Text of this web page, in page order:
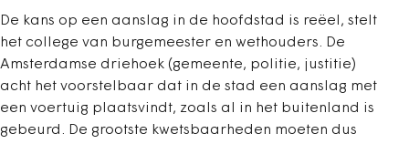
De kans op een aanslag in de hoofdstad is reëel, stelt
het college van burgemeester en wethouders. De
Amsterdamse driehoek (gemeente, politie, justitie)
acht het voorstelbaar dat in de stad een aanslag met
een voertuig plaatsvindt, zoals al in het buitenland is
gebeurd. De grootste kwetsbaarheden moeten dus